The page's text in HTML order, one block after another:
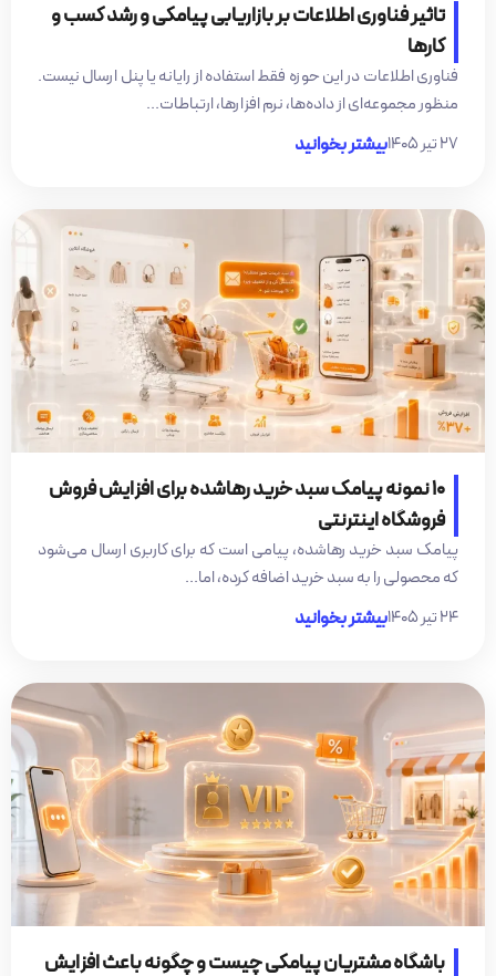
تاثیر فناوری اطلاعات بر بازاریابی پیامکی و رشد کسب و
کارها
فناوری اطلاعات در این حوزه فقط استفاده از رایانه یا پنل ارسال نیست.
منظور مجموعه‌ای از داده‌ها، نرم افزارها، ارتباطات...
۲۷ تیر ۱۴۰۵
بیشتر بخوانید
10 نمونه پیامک سبد خرید رهاشده برای افزایش فروش
فروشگاه اینترنتی
پیامک سبد خرید رهاشده، پیامی است که برای کاربری ارسال می‌شود
که محصولی را به سبد خرید اضافه کرده، اما...
۲۴ تیر ۱۴۰۵
بیشتر بخوانید
باشگاه مشتریان پیامکی چیست و چگونه باعث افزایش